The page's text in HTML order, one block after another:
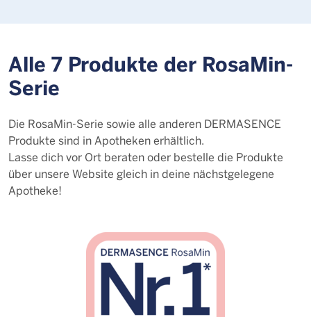
Alle 7 Produkte der RosaMin-
Serie
Die RosaMin-Serie sowie alle anderen DERMASENCE
Produkte sind in Apotheken erhältlich.
Lasse dich vor Ort beraten oder bestelle die Produkte
über unsere Website gleich in deine nächstgelegene
Apotheke!